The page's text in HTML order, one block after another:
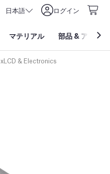
日本語 ログイン
マテリアル 部品 & アクセ
xLCD & Electronics